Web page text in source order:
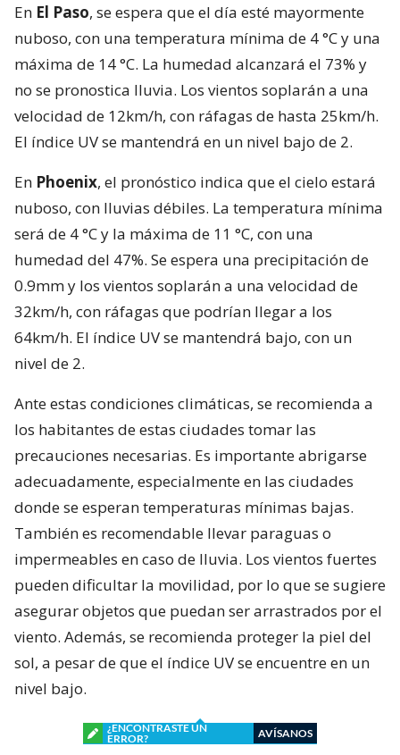
En El Paso, se espera que el día esté mayormente
nuboso, con una temperatura mínima de 4 °C y una
máxima de 14 °C. La humedad alcanzará el 73% y
no se pronostica lluvia. Los vientos soplarán a una
velocidad de 12km/h, con ráfagas de hasta 25km/h.
El índice UV se mantendrá en un nivel bajo de 2.
En Phoenix, el pronóstico indica que el cielo estará
nuboso, con lluvias débiles. La temperatura mínima
será de 4 °C y la máxima de 11 °C, con una
humedad del 47%. Se espera una precipitación de
0.9mm y los vientos soplarán a una velocidad de
32km/h, con ráfagas que podrían llegar a los
64km/h. El índice UV se mantendrá bajo, con un
nivel de 2.
Ante estas condiciones climáticas, se recomienda a
los habitantes de estas ciudades tomar las
precauciones necesarias. Es importante abrigarse
adecuadamente, especialmente en las ciudades
donde se esperan temperaturas mínimas bajas.
También es recomendable llevar paraguas o
impermeables en caso de lluvia. Los vientos fuertes
pueden dificultar la movilidad, por lo que se sugiere
asegurar objetos que puedan ser arrastrados por el
viento. Además, se recomienda proteger la piel del
sol, a pesar de que el índice UV se encuentre en un
nivel bajo.
¿ENCONTRASTE UN
ERROR?
AVÍSANOS